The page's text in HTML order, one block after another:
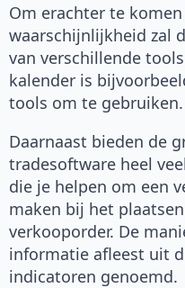
Om erachter te
waarschijnlijkheid zal
van verschillende
kalender is
tools om te gebruiken.
Daarnaast bieden de
tradesoftware heel
die je helpen om een
maken bij het
verkooporder. De
informatie afleest uit
indicatoren genoemd.